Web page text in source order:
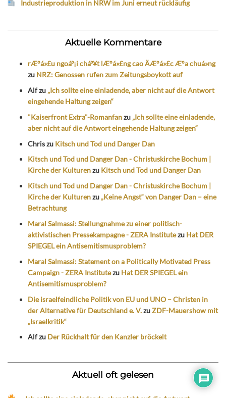
Industrieproduktion in NRW im Juni erneut rückläufig
Aktuelle Kommentare
rÆ°á»£u ngoáº¡i cháº¥t lÆ°á»£ng cao ÄÆ°á»£c Æ°a chuá»ng
zu NRZ: Genossen rufen zum Zeitungsboykott auf
Alfzu „Ich sollte eine einladende, aber nicht auf die Antwort
eingehende Haltung zeigen“
"Kaiserfront Extra"-Romanfanzu „Ich sollte eine einladende,
aber nicht auf die Antwort eingehende Haltung zeigen“
Chriszu Kitsch und Tod und Danger Dan
Kitsch und Tod und Danger Dan - Christuskirche Bochum |
Kirche der Kulturenzu Kitsch und Tod und Danger Dan
Kitsch und Tod und Danger Dan - Christuskirche Bochum |
Kirche der Kulturenzu „Keine Angst“ von Danger Dan – eine
Betrachtung
Maral Salmassi: Stellungnahme zu einer politisch-
aktivistischen Pressekampagne - ZERA Institutezu Hat DER
SPIEGEL ein Antisemitismusproblem?
Maral Salmassi: Statement on a Politically Motivated Press
Campaign - ZERA Institutezu Hat DER SPIEGEL ein
Antisemitismusproblem?
Die israelfeindliche Politik von EU und UNO – Christen in
der Alternative für Deutschland e. V.zuZDF-Mauershow mit
„Israelkritik“
Alfzu Der Rückhalt für den Kanzler bröckelt
Aktuell oft gelesen